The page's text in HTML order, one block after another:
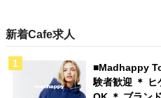
新着Cafe求人
■Madhappy
験者歓迎 ＊ ヒ